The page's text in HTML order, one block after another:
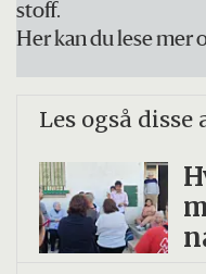
være i drift fra
Forskningen
Hydrogeni.
stoff.
Her kan du lese mer
Les også